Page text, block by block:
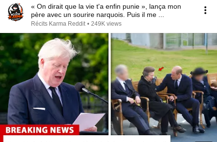
« On dirait que la vie t'a enfin punie », lança mon
père avec un sourire narquois. Puis il me ...
Récits Karma Reddit • 249K views